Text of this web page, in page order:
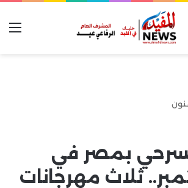
بمصر في
ثلاث مهرجانات